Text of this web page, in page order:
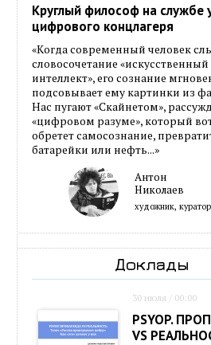
Круглый философ на службе
цифрового концлагеря
«Когда современный человек
словосочетание «искусственный
интеллект», его сознание
подсовывает ему картинки из
Нас пугают «Скайнетом»,
«цифровом разуме», который
обретет самосознание,
батарейки или нефть...»
Антон
Николаев
художник, куратор
Доклады
30 июля / 00:00
PSYOP.
VS